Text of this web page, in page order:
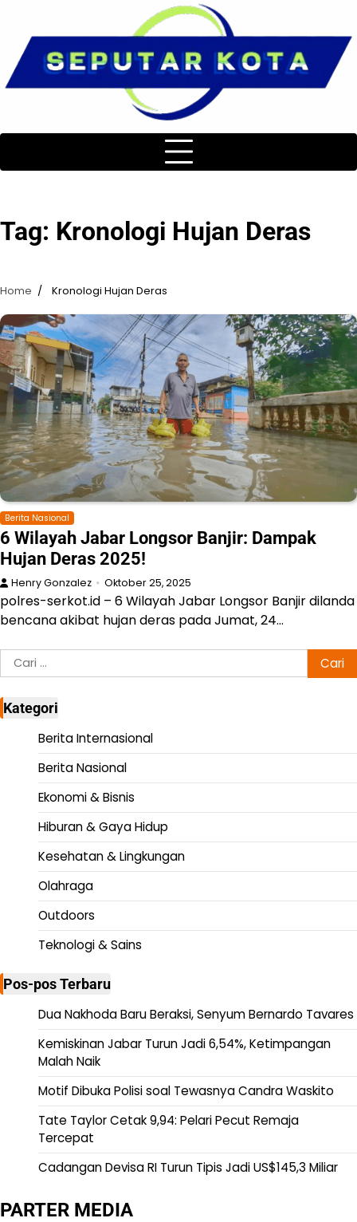
content
Tag: Kronologi Hujan Deras
Home Kronologi Hujan Deras
Berita Nasional
6 Wilayah Jabar Longsor Banjir: Dampak
Hujan Deras 2025!
Henry Gonzalez Oktober 25, 2025
polres-serkot.id – 6 Wilayah Jabar Longsor Banjir dilanda
bencana akibat hujan deras pada Jumat, 24…
Cari
untuk:
Kategori
Berita Internasional
Berita Nasional
Ekonomi & Bisnis
Hiburan & Gaya Hidup
Kesehatan & Lingkungan
Olahraga
Outdoors
Teknologi & Sains
Pos-pos Terbaru
Dua Nakhoda Baru Beraksi, Senyum Bernardo Tavares
Kemiskinan Jabar Turun Jadi 6,54%, Ketimpangan
Malah Naik
Motif Dibuka Polisi soal Tewasnya Candra Waskito
Tate Taylor Cetak 9,94: Pelari Pecut Remaja
Tercepat
Cadangan Devisa RI Turun Tipis Jadi US$145,3 Miliar
PARTER MEDIA